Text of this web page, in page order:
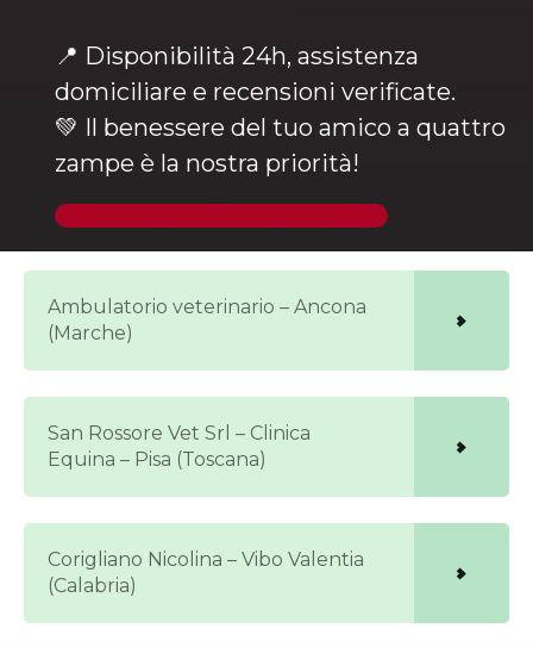
📍 Disponibilità 24h, assistenza
domiciliare e recensioni verificate.
💚 Il benessere del tuo amico a quattro
zampe è la nostra priorità!
Ambulatorio veterinario – Ancona
(Marche)
San Rossore Vet Srl – Clinica
Equina – Pisa (Toscana)
Corigliano Nicolina – Vibo Valentia
(Calabria)